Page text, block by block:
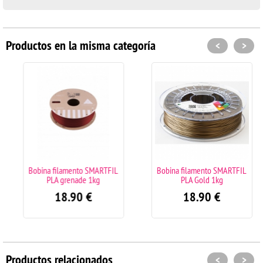
Productos en la misma categoría
Bobina filamento SMARTFIL
PLA grenade 1kg
18.90€
Bobina filamento SMARTFIL
PLA Gold 1kg
18.90€
< >
Productos relacionados < >